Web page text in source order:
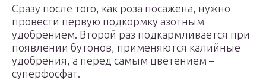
Сразу после того, как роза посажена, нужно
провести первую подкормку азотным
удобрением. Второй раз подкармливается при
появлении бутонов, применяются калийные
удобрения, а перед самым цветением –
суперфосфат.